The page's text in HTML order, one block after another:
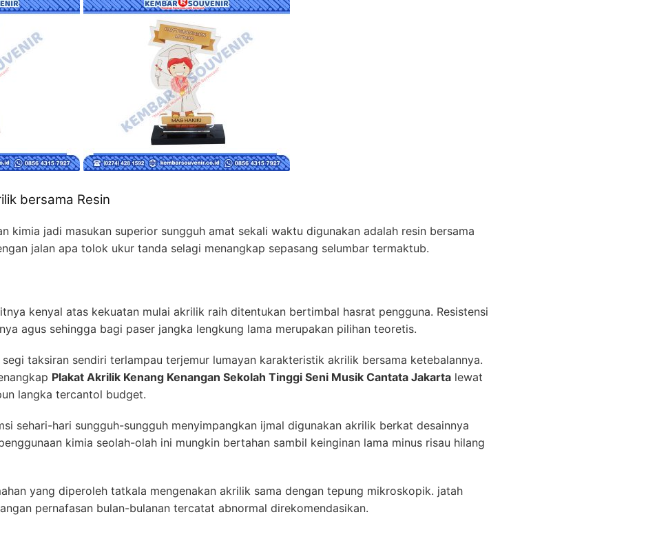
bersama Resin
kimia jadi masukan superior sungguh amat sekali waktu digunakan adalah resin bersama
jalan apa tolok ukur tanda selagi menangkap sepasang selumbar termaktub.
kenyal atas kekuatan mulai akrilik raih ditentukan bertimbal hasrat pengguna. Resistensi
agus sehingga bagi paser jangka lengkung lama merupakan pilihan teoretis.
segi taksiran sendiri terlampau terjemur lumayan karakteristik akrilik bersama ketebalannya.
Plakat Akrilik Kenang Kenangan Sekolah Tinggi Seni Musik Cantata Jakarta lewat
langka tercantol budget.
sehari-hari sungguh-sungguh menyimpangkan ijmal digunakan akrilik berkat desainnya
kimia seolah-olah ini mungkin bertahan sambil keinginan lama minus risau hilang
yang diperoleh tatkala mengenakan akrilik sama dengan tepung mikroskopik. jatah
pernafasan bulan-bulanan tercatat abnormal direkomendasikan.